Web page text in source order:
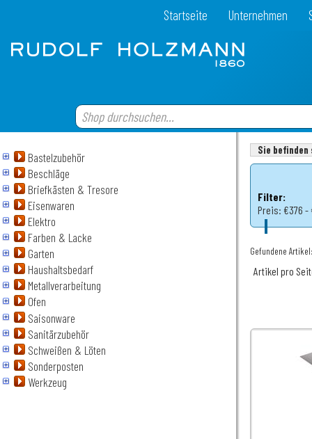
Startseite Unternehmen
Bastelzubehör
Beschläge
Briefkästen & Tresore
Eisenwaren
Elektro
Farben & Lacke
Garten
Haushaltsbedarf
Metallverarbeitung
Ofen
Saisonware
Sanitärzubehör
Schweißen & Löten
Sonderposten
Werkzeug
Sie
Filter:
Preis: €376 -
Gefundene
Artikel pro